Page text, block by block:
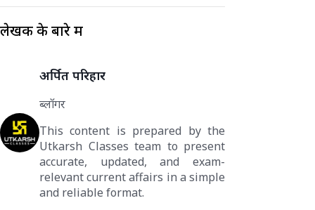
लेखक के बारे में
अर्पित परिहार
ब्लॉगर
This content is prepared by the
Utkarsh Classes team to present
accurate, updated, and exam-
relevant current affairs in a simple
and reliable format.